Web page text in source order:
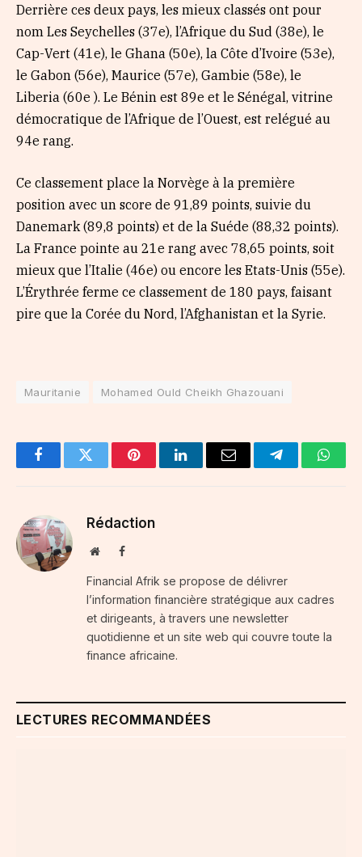
Derrière ces deux pays, les mieux classés ont pour
nom Les Seychelles (37e), l’Afrique du Sud (38e), le
Cap-Vert (41e), le Ghana (50e), la Côte d’Ivoire (53e),
le Gabon (56e), Maurice (57e), Gambie (58e), le
Liberia (60e ). Le Bénin est 89e et le Sénégal, vitrine
démocratique de l’Afrique de l’Ouest, est relégué au
94e rang.
Ce classement place la Norvège à la première
position avec un score de 91,89 points, suivie du
Danemark (89,8 points) et de la Suéde (88,32 points).
La France pointe au 21e rang avec 78,65 points, soit
mieux que l’Italie (46e) ou encore les Etats-Unis (55e).
L’Érythrée ferme ce classement de 180 pays, faisant
pire que la Corée du Nord, l’Afghanistan et la Syrie.
Mauritanie Mohamed Ould Cheikh Ghazouani
FacebookTwitter PinterestLinkedInEmail Telegram
Rédaction
WebsiteFacebook
Financial Afrik se propose de délivrer
l’information financière stratégique aux cadres
et dirigeants, à travers une newsletter
quotidienne et un site web qui couvre toute la
finance africaine.
LECTURES RECOMMANDÉES